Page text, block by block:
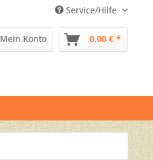
Service/Hilfe
Mein Konto 0,00 € *